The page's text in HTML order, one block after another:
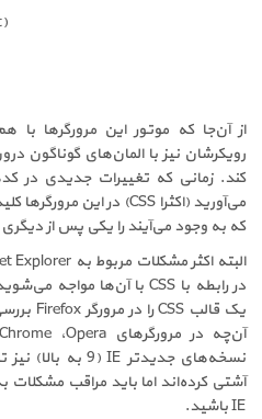
از آن‌جا که موتور این مرورگرها
رویکرشان نیز با المان‌های گوناگون
کند. زمانی که تغییرات جدیدی در
می‌آورید (اکثراCSS) در این مرورگرها
که به وجود می‌آیند را یکی پس از
البته اکثر مشکلات مربوط به Explorer
در رابطه باCSS با آن‌ها مواجه
یک قالبCSSرا در مرورگرFirefox
آن‌چه در مرورگرهای Opera، Chrome
نسخه‌های جدیدتر IE(9 به بالا) نیز تا حدود زیادی با
آشتی کرده‌اند اما باید مراقب
IEباشید.